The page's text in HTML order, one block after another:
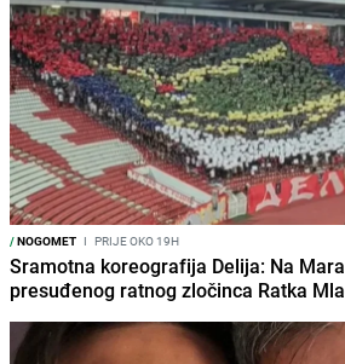
/NOGOMET I PRIJE OKO 19H
Sramotna koreografija Delija: Na
presuđenog ratnog zločinca Ratka